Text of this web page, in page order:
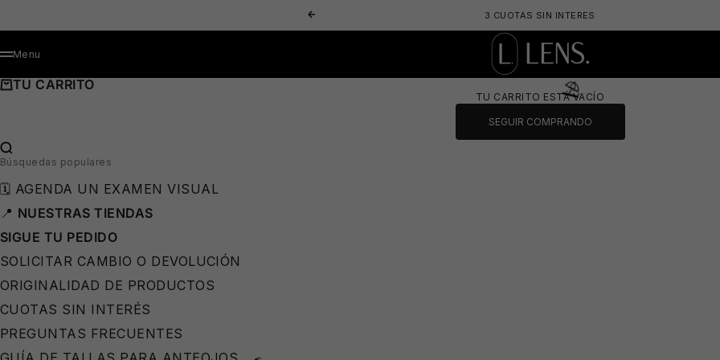
ANTERIOR
3 CUOTAS SIN INTERES
LENS. OPTICA ONLINE - LENTES DE SOL Y
MENÚ
Menu
TU CARRITO
TU CARRITO ESTÁ VACÍO
SEGUIR COMPRANDO
BUSCAR…
Búsquedas populares
🗓️ AGENDA UN EXAMEN VISUAL
📍 NUESTRAS TIENDAS
SIGUE TU PEDIDO
SOLICITAR CAMBIO O DEVOLUCIÓN
ORIGINALIDAD DE PRODUCTOS
CUOTAS SIN INTERÉS
PREGUNTAS FRECUENTES